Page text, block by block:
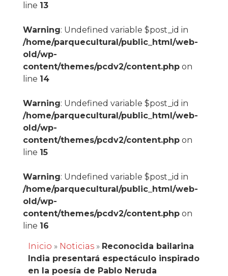
line 13
Warning: Undefined variable $post_id in
/home/parquecultural/public_html/web-
old/wp-
content/themes/pcdv2/content.phpon
line 14
Warning: Undefined variable $post_id in
/home/parquecultural/public_html/web-
old/wp-
content/themes/pcdv2/content.phpon
line 15
Warning: Undefined variable $post_id in
/home/parquecultural/public_html/web-
old/wp-
content/themes/pcdv2/content.phpon
line 16
Inicio » Noticias» Reconocida bailarina
India presentará espectáculo inspirado
en la poesía de Pablo Neruda